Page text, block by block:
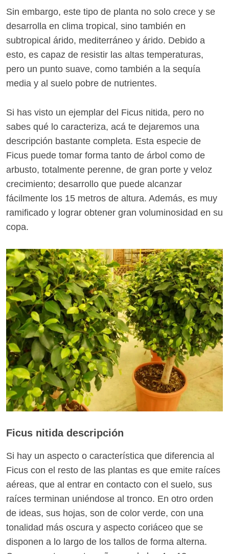
Sin embargo, este tipo de planta no solo crece y se
desarrolla en clima tropical, sino también en
subtropical árido, mediterráneo y árido. Debido a
esto, es capaz de resistir las altas temperaturas,
pero un punto suave, como también a la sequía
media y al suelo pobre de nutrientes.
Si has visto un ejemplar del Ficus nitida, pero no
sabes qué lo caracteriza, acá te dejaremos una
descripción bastante completa. Esta especie de
Ficus puede tomar forma tanto de árbol como de
arbusto, totalmente perenne, de gran porte y veloz
crecimiento; desarrollo que puede alcanzar
fácilmente los 15 metros de altura. Además, es muy
ramificado y lograr obtener gran voluminosidad en su
copa.
Ficus nitida descripción
Si hay un aspecto o característica que diferencia al
Ficus con el resto de las plantas es que emite raíces
aéreas, que al entrar en contacto con el suelo, sus
raíces terminan uniéndose al tronco. En otro orden
de ideas, sus hojas, son de color verde, con una
tonalidad más oscura y aspecto coriáceo que se
disponen a lo largo de los tallos de forma alterna.